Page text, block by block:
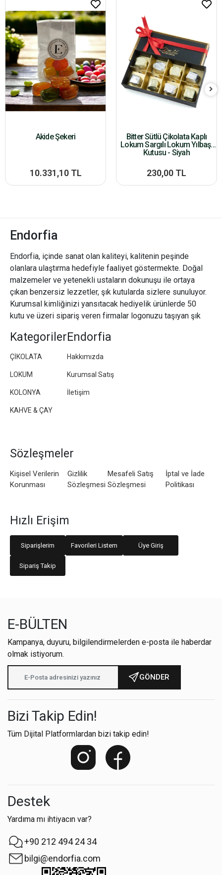
Akide Şekeri
10.331,10 TL
Bitter Sütlü Çikolata Kaplı
Lokum Sargılı Lokum Yılbaşı
Kutusu - Siyah
230,00 TL
Endorfia
Endorfia, içinde sanat olan kaliteyi, kalitenin peşinde
olanlara ulaştırma hedefiyle faaliyet göstermekte. Doğal
malzemeler ve yetenekli ustaların dokunuşu ile ortaya
çıkan benzersiz lezzetler, şık kutularda sizlere sunuluyor.
Kurumsal kimliğinizi yansıtacak hediyelik ürünlerde 50
kutu ve üzeri sipariş veren firmalar logonuzu taşıyan şık
Kategoriler
ÇİKOLATA
LOKUM
KOLONYA
KAHVE & ÇAY
Endorfia
Hakkımızda
Kurumsal Satış
İletişim
Sözleşmeler
Kişisel Verilerin
Korunması
Gizlilik
Sözleşmesi
Mesafeli Satış
Sözleşmesi
İptal ve İade
Politikası
Hızlı Erişim
Siparişlerim Favorileri Listem Üye Giriş
Sipariş Takip
E-BÜLTEN
Kampanya, duyuru, bilgilendirmelerden e-posta ile haberdar
olmak istiyorum.
GÖNDER
Bizi Takip Edin!
Tüm Dijital Platformlardan bizi takip edin!
Destek
Yardıma mı ihtiyacın var?
+90 212 494 24 34
bilgi@endorfia.com